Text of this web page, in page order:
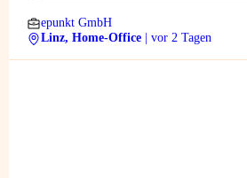
epunkt GmbH
Linz, Home-Office
| vor 2 Tagen